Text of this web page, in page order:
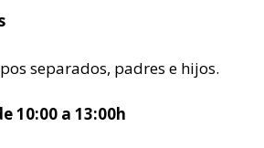
separados, padres e hijos.
10:00 a 13:00h